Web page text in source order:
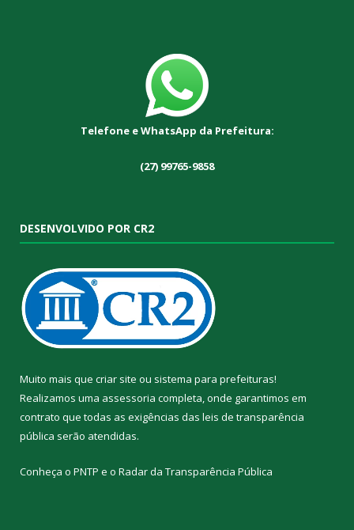
Telefone e WhatsApp da Prefeitura:
(27) 99765-9858
DESENVOLVIDO POR CR2
Muito mais que criar site ou sistema para prefeituras!
Realizamos uma assessoria completa, onde garantimos em
contrato que todas as exigências das leis de transparência
pública serão atendidas.
Conheça o PNTP e o Radar da Transparência Pública